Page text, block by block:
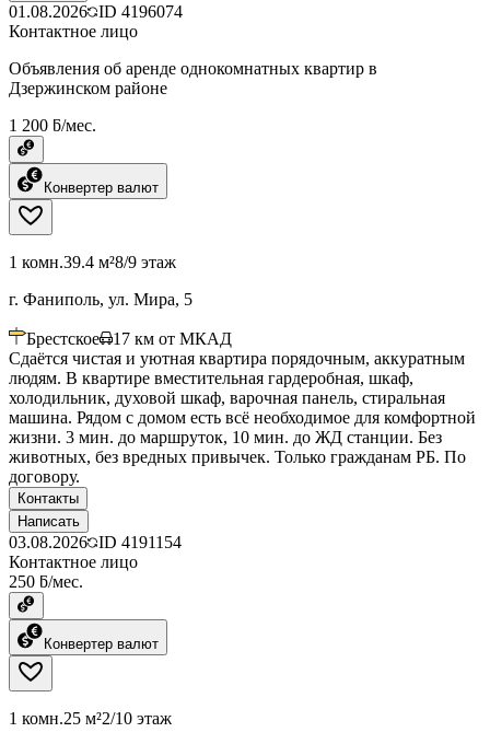
01.08.2026 ID 4196074
Контактное лицо
Объявления об аренде однокомнатных квартир в
Дзержинском районе
1 200 ƃ/мес.
Конвертер валют
1 комн.39.4 м²8/9 этаж
г. Фаниполь, ул. Мира, 5
Брестское 17 км от МКАД
Сдаётся чистая и уютная квартира порядочным, аккуратным
людям. В квартире вместительная гардеробная, шкаф,
холодильник, духовой шкаф, варочная панель, стиральная
машина. Рядом с домом есть всё необходимое для комфортной
жизни. 3 мин. до маршруток, 10 мин. до ЖД станции. Без
животных, без вредных привычек. Только гражданам РБ. По
договору.
Контакты
Написать
03.08.2026 ID 4191154
Контактное лицо
250 ƃ/мес.
Конвертер валют
1 комн.25 м²2/10 этаж